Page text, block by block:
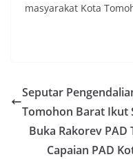
masyarakat Kota
Seputar
Tomohon Barat Ikut
Buka Rakorev PAD
Capaian PAD